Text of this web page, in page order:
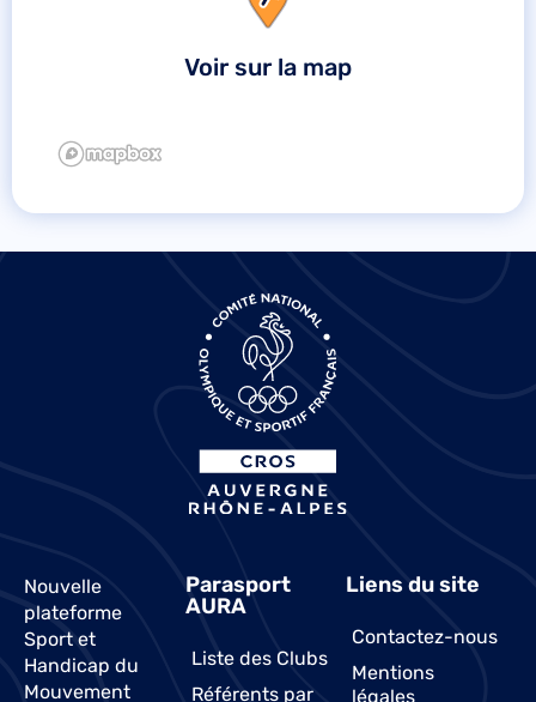
Voir sur la map
Nouvelle
plateforme
Sport et
Handicap du
Mouvement
Parasport
AURA
Liste des Clubs
Référents par
Liens du site
Contactez-nous
Mentions
légales